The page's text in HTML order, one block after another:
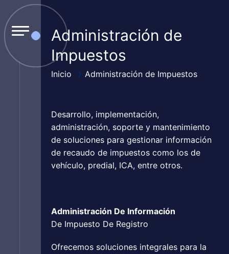
Administración de
Impuestos
Inicio Administración de Impuestos
Desarrollo, implementación,
administración, soporte y mantenimiento
de soluciones para gestionar información
de recaudo de impuestos como los de
vehículo, predial, ICA, entre otros.
Administración De Información
De Impuesto De Registro
Ofrecemos soluciones integrales para la